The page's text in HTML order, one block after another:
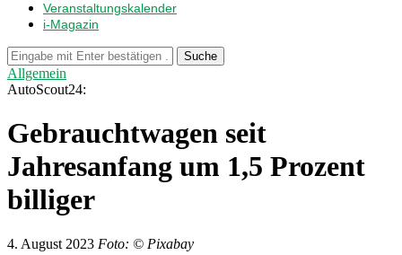
Veranstaltungskalender
i-Magazin
Suche
Allgemein
AutoScout24:
Gebrauchtwagen seit
Jahresanfang um 1,5 Prozent
billiger
4. August 2023 Foto: © Pixabay